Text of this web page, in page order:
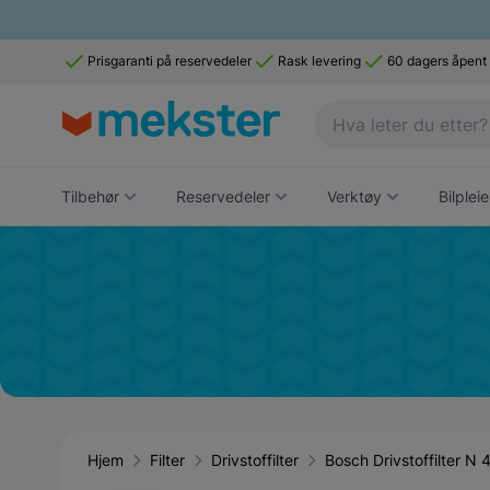
Prisgaranti på reservedeler Rask levering 60 dagers åpent
Tilbehør Reservedeler Verktøy Bilpleie
Hjem Filter Drivstoffilter Bosch Drivstoffilter N